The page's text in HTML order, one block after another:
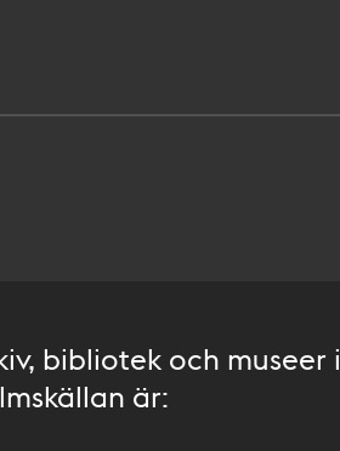
bibliotek och museer i
är: